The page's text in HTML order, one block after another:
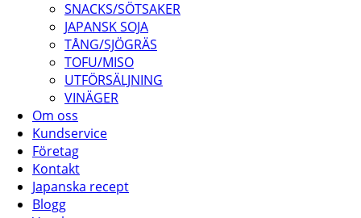
SNACKS/SÖTSAKER
JAPANSK SOJA
TÅNG/SJÖGRÄS
TOFU/MISO
UTFÖRSÄLJNING
VINÄGER
Om oss
Kundservice
Företag
Kontakt
Japanska recept
Blogg